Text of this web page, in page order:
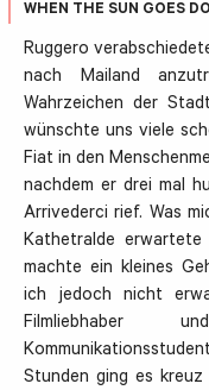
WHEN THE SUN GOES
Ruggero
nach Mailand
Wahrzeichen der
wünschte uns viele
Fiat in den
nachdem er drei mal
Arrivederci rief. Was
Kathetralde
machte ein kleines
ich jedoch nicht
Stunden ging es